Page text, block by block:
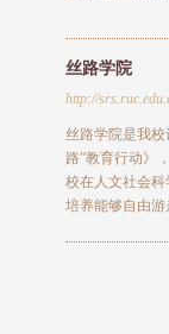
丝路学院
http://
丝路学院是我
路”教育行动》
校在人文社会
培养能够自由